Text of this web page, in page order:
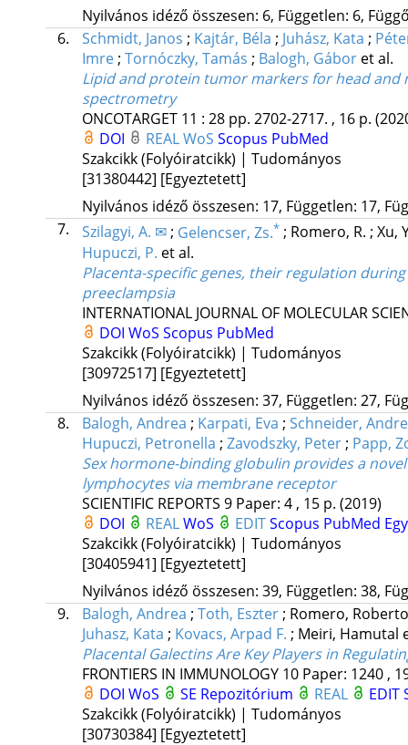
Nyilvános idéző összesen: 6, Független: 6,
6.
Schmidt, Janos ; Kajtár, Béla ; Juhász, Kata ;
Imre; Tornóczky, Tamás ; Balogh, Gábor et al.
Lipid and protein tumor markers for head and
spectrometry
ONCOTARGET 11 : 28 pp. 2702-2717. , 16 p.
DOI
REALWoS Scopus PubMed
Szakcikk (Folyóiratcikk) | Tudományos
[31380442] [Egyeztetett]
Nyilvános idéző összesen: 17, Független: 17,
7.
Szilagyi, A. ✉; Gelencser, Zs.* ; Romero, R. ; Xu,
Hupuczi, P. et al.
Placenta-specific genes, their regulation
preeclampsia
INTERNATIONAL JOURNAL OF MOLECULAR
DOI WoS Scopus PubMed
Szakcikk (Folyóiratcikk) | Tudományos
[30972517] [Egyeztetett]
Nyilvános idéző összesen: 37, Független: 27,
8.
Balogh, Andrea ; Karpati, Eva ; Schneider,
Hupuczi, Petronella ; Zavodszky, Peter ; Papp,
Sex hormone-binding globulin provides a
lymphocytes via membrane receptor
SCIENTIFIC REPORTS 9 Paper: 4 , 15 p. (2019)
DOI
REALWoS EDITScopus PubMed
Szakcikk (Folyóiratcikk) | Tudományos
[30405941] [Egyeztetett]
Nyilvános idéző összesen: 39, Független: 38,
9.
Balogh, Andrea ; Toth, Eszter ; Romero,
Juhasz, Kata ; Kovacs, Arpad F. ; Meiri, Hamutal
Placental Galectins Are Key Players in
FRONTIERS IN IMMUNOLOGY 10 Paper: 1240 ,
DOI WoS SE Repozitórium REAL EDIT
Szakcikk (Folyóiratcikk) | Tudományos
[30730384] [Egyeztetett]